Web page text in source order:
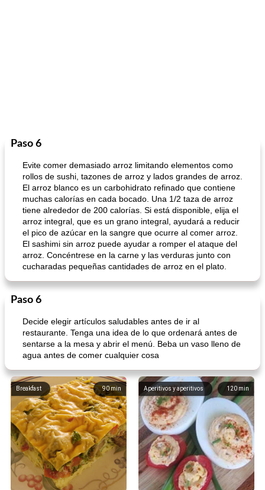
Paso 6
Evite comer demasiado arroz limitando elementos como
rollos de sushi, tazones de arroz y lados grandes de arroz.
El arroz blanco es un carbohidrato refinado que contiene
muchas calorías en cada bocado. Una 1/2 taza de arroz
tiene alrededor de 200 calorías. Si está disponible, elija el
arroz integral, que es un grano integral, ayudará a reducir
el pico de azúcar en la sangre que ocurre al comer arroz.
El sashimi sin arroz puede ayudar a romper el ataque del
arroz. Concéntrese en la carne y las verduras junto con
cucharadas pequeñas cantidades de arroz en el plato.
Paso 6
Decide elegir artículos saludables antes de ir al
restaurante. Tenga una idea de lo que ordenará antes de
sentarse a la mesa y abrir el menú. Beba un vaso lleno de
agua antes de comer cualquier cosa
90 min
Breakfast 120 min
Aperitivos y aperitivos